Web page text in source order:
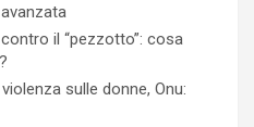
il “pezzotto”: cosa
sulle donne, Onu: